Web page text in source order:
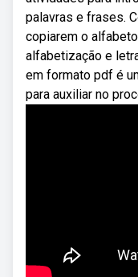
palavras e frases.
copiarem o
alfabetização e
em formato pdf é
para auxiliar no